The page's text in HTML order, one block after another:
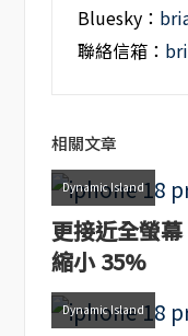
Bluesky：
聯絡信箱：
相關文章
Dynamic Island
更接近全螢
縮小 35%
Dynamic Island